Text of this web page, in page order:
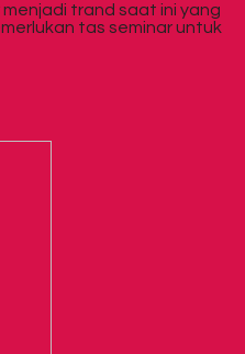
menjadi trand saat ini yang
tas seminar untuk